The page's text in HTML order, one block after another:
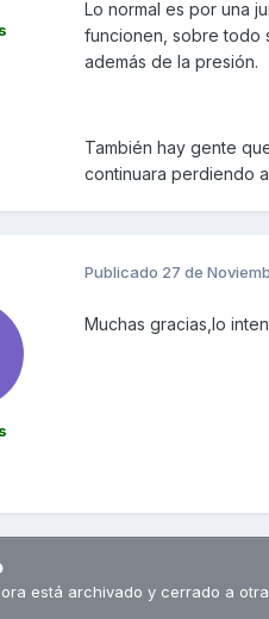
Lo normal es por una
funcionen, sobre todo
además de la presión.
También hay gente
continuara perdiendo
Publicado 27 de
Muchas gracias,lo
está archivado y cerrado a